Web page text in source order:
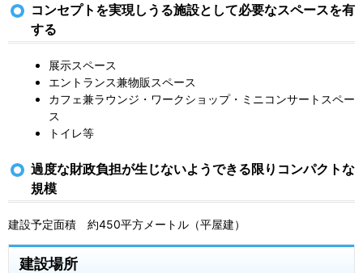
コンセプトを実現しうる施設として必要なスペースを有
する
展示スペース
エントランス兼物販スペース
カフェ兼ラウンジ・ワークショップ・ミニコンサートスペー
ス
トイレ等
過度な財政負担が生じないようできる限りコンパクトな
規模
建設予定面積 約450平方メートル（平屋建）
建設場所